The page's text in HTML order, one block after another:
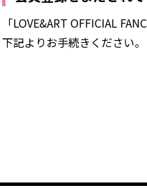
「LOVE&ART OFFICIAL
下記よりお手続きください。